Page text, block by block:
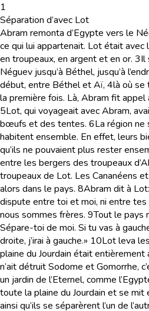
1
Séparation d’avec Lot
Abram remonta d’Egypte vers le
ce qui lui appartenait. Lot était avec
en troupeaux, en argent et en or. 3Il
Néguev jusqu’à Béthel, jusqu’à
début, entre Béthel et Aï, 4là où se
la première fois. Là, Abram fit appel
5Lot, qui voyageait avec Abram,
bœufs et des tentes. 6La région ne
habitent ensemble. En effet, leurs
qu’ils ne pouvaient plus rester
entre les bergers des troupeaux
troupeaux de Lot. Les Cananéens
alors dans le pays. 8Abram dit à Lot:
dispute entre toi et moi, ni entre
nous sommes frères. 9Tout le pays
Sépare-toi de moi. Si tu vas à
droite, j’irai à gauche.» 10Lot leva
plaine du Jourdain était entièrement
n’ait détruit Sodome et Gomorrhe,
un jardin de l’Eternel, comme
toute la plaine du Jourdain et se mit
ainsi qu’ils se séparèrent l’un de